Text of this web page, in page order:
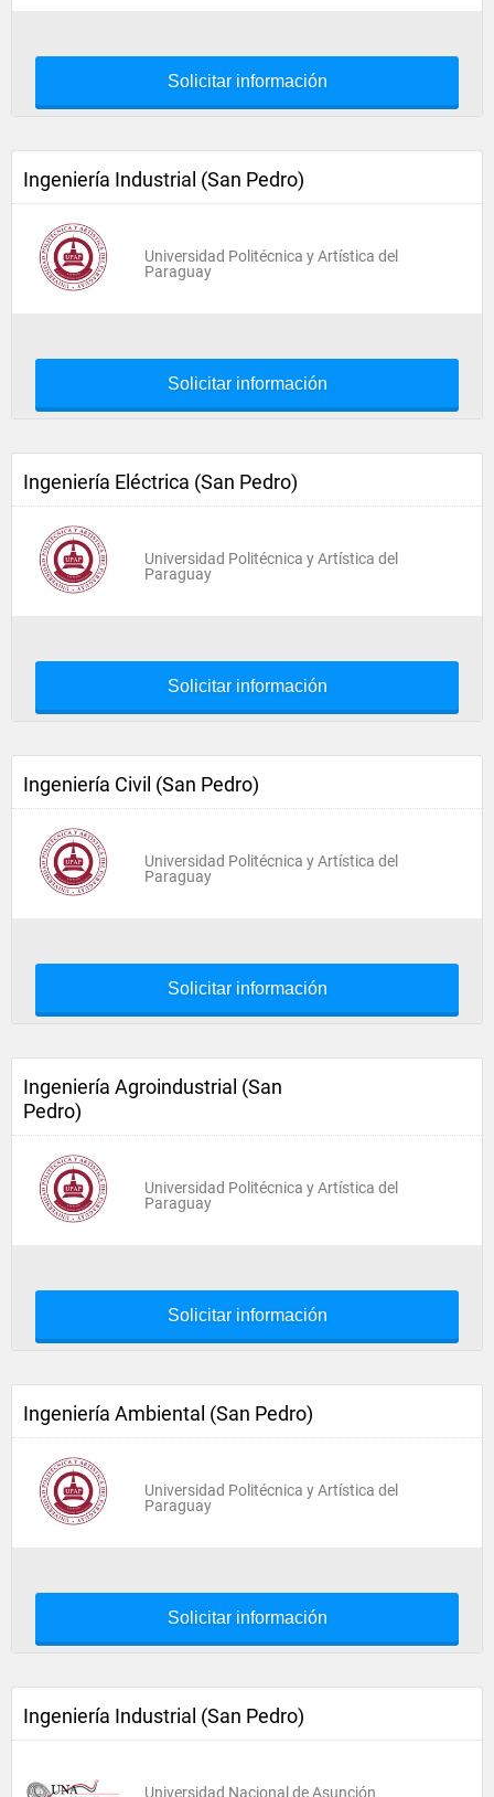
Solicitar información
Ingeniería Industrial (San Pedro)
Universidad Politécnica y Artística del
Paraguay
Solicitar información
Ingeniería Eléctrica (San Pedro)
Universidad Politécnica y Artística del
Paraguay
Solicitar información
Ingeniería Civil (San Pedro)
Universidad Politécnica y Artística del
Paraguay
Solicitar información
Ingeniería Agroindustrial (San
Pedro)
Universidad Politécnica y Artística del
Paraguay
Solicitar información
Ingeniería Ambiental (San Pedro)
Universidad Politécnica y Artística del
Paraguay
Solicitar información
Ingeniería Industrial (San Pedro)
Universidad Nacional de Asunción